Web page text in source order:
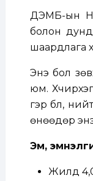
ДЭМБ-ын
болон
шаардлага
Энэ бол
юм.
гэр бүл,
өнөөдөр
Эм,
Жилд